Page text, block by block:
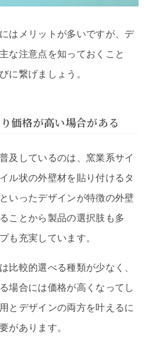
はメリットが多いですが、デ
な注意点を知っておくこと
に繋げましょう。
価格が高い場合がある
及しているのは、窯業系サイ
ル状の外壁材を貼り付けるタ
いったデザインが特徴の外壁
ことから製品の選択肢も多
も充実しています。
比較的選べる種類が少なく、
場合には価格が高くなってし
とデザインの両方を叶えるに
があります。